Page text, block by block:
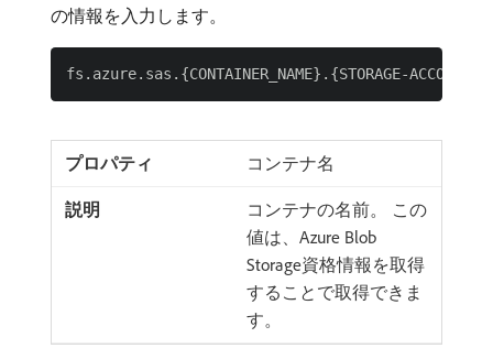
の情報を入力します。
コンテナ名
コンテナの名前。 この
値は、Azure Blob
Storage資格情報を取得
することで取得できま
す。